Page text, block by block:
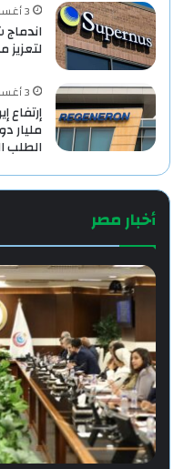
3 أغسطس، 2026
3 أغسطس، 2026
الطلب
أخبار مصر